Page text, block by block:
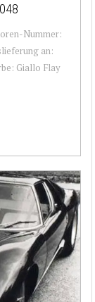
Nummer:
an:
Giallo Flay